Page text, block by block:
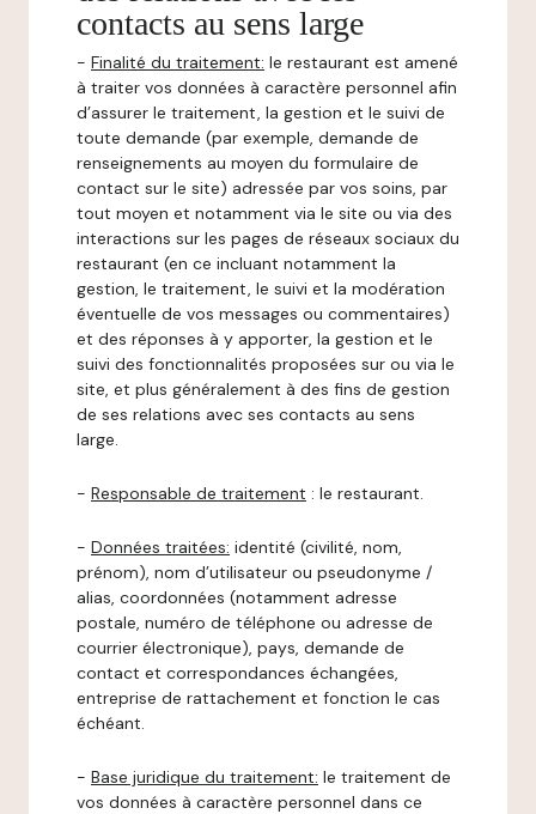
contacts au sens large
- Finalité du traitement: le restaurant est amené
à traiter vos données à caractère personnel afin
d’assurer le traitement, la gestion et le suivi de
toute demande (par exemple, demande de
renseignements au moyen du formulaire de
contact sur le site) adressée par vos soins, par
tout moyen et notamment via le site ou via des
interactions sur les pages de réseaux sociaux du
restaurant (en ce incluant notamment la
gestion, le traitement, le suivi et la modération
éventuelle de vos messages ou commentaires)
et des réponses à y apporter, la gestion et le
suivi des fonctionnalités proposées sur ou via le
site, et plus généralement à des fins de gestion
de ses relations avec ses contacts au sens
large.
- Responsable de traitement : le restaurant.
- Données traitées: identité (civilité, nom,
prénom), nom d’utilisateur ou pseudonyme /
alias, coordonnées (notamment adresse
postale, numéro de téléphone ou adresse de
courrier électronique), pays, demande de
contact et correspondances échangées,
entreprise de rattachement et fonction le cas
échéant.
- Base juridique du traitement: le traitement de
vos données à caractère personnel dans ce